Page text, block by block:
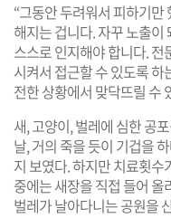
“그동안 두려워서 피하기만
해지는 겁니다. 자꾸 노출이
스스로 인지해야 합니다.
시켜서 접근할 수 있도록
전한 상황에서 맞닥뜨릴 수
새, 고양이, 벌레에 심한 공
날, 거의 죽을 듯이 기겁을
지 보였다. 하지만 치료횟
중에는 새장을 직접 들어
벌레가 날아다니는 공원을